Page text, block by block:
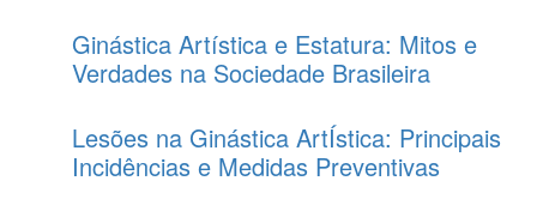
Ginástica Artística e Estatura: Mitos e
Verdades na Sociedade Brasileira
Lesões na Ginástica ArtÍstica: Principais
Incidências e Medidas Preventivas